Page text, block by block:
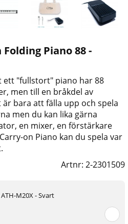
Piano 88 -
ett "fullstort" piano har 88
men till en bråkdel av
bara att fälla upp och spela
men du kan lika gärna
en mixer, en förstärkare
on Piano kan du spela var
Artnr:2-2301509
M20X - Svart